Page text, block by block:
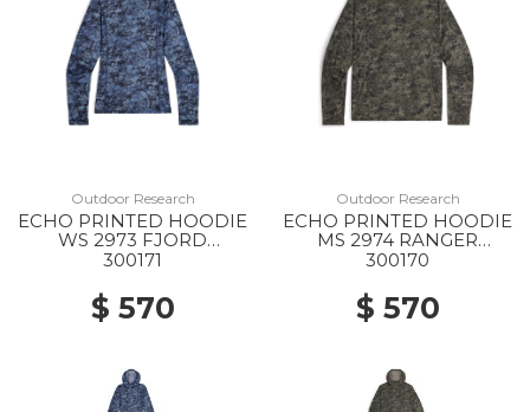
Outdoor Research
ECHO PRINTED HOODIE
WS 2973 FJORD
GRANITE PRINT
300171
$ 570
Outdoor Research
ECHO PRINTED HOODIE
MS 2974 RANGER
GREEN GRANITE PRINT
300170
$ 570